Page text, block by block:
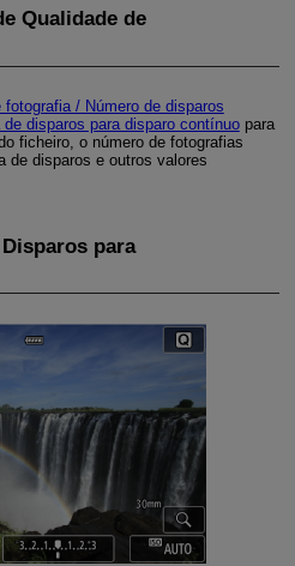
Qualidade de
/ Número de disparos
disparos para disparo contínuopara
ficheiro, o número de fotografias
de disparos e outros valores
para